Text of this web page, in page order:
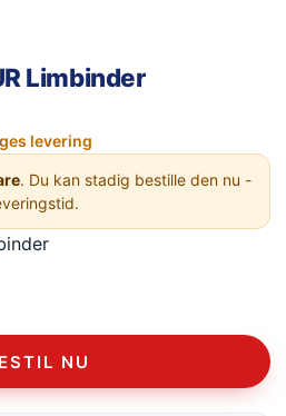
Limbinder
levering
. Du kan stadig bestille den nu -
NU